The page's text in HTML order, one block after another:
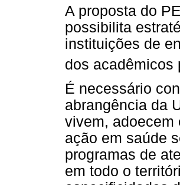
A proposta do
possibilita
instituições de
dos acadêmicos
É necessário
abrangência da
vivem, adoecem
ação em saúde
programas de
em todo o